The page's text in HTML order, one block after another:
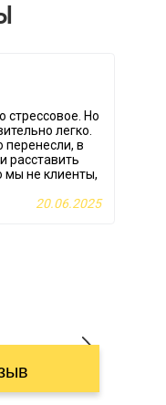
стрессовое. Но
легко.
перенесли, в
расставить
не клиенты,
20.06.2025